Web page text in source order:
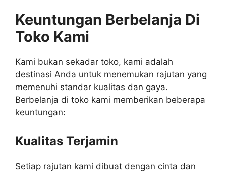
Keuntungan Berbelanja Di
Toko Kami
Kami bukan sekadar toko, kami adalah
destinasi Anda untuk menemukan rajutan yang
memenuhi standar kualitas dan gaya.
Berbelanja di toko kami memberikan beberapa
keuntungan:
Kualitas Terjamin
Setiap rajutan kami dibuat dengan cinta dan